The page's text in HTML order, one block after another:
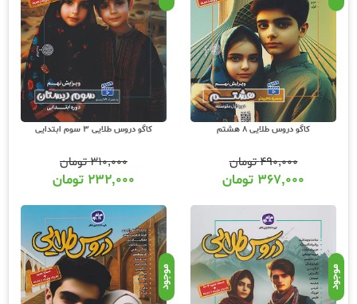
کاگو دروس طلایی 8 هشتم
۴۹۰,۰۰۰تومان
۳۶۷,۰۰۰ تومان
کاگو دروس طلایی 3 سوم ابتدایی
۳۱۰,۰۰۰تومان
۲۳۲,۰۰۰ تومان
موجود موجود